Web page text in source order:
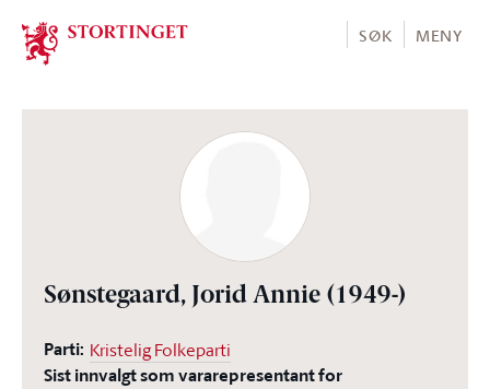
Stortinget.no
SØK MENY
Sønstegaard, Jorid Annie (1949-)
Parti: Kristelig Folkeparti
Sist innvalgt som vararepresentant for